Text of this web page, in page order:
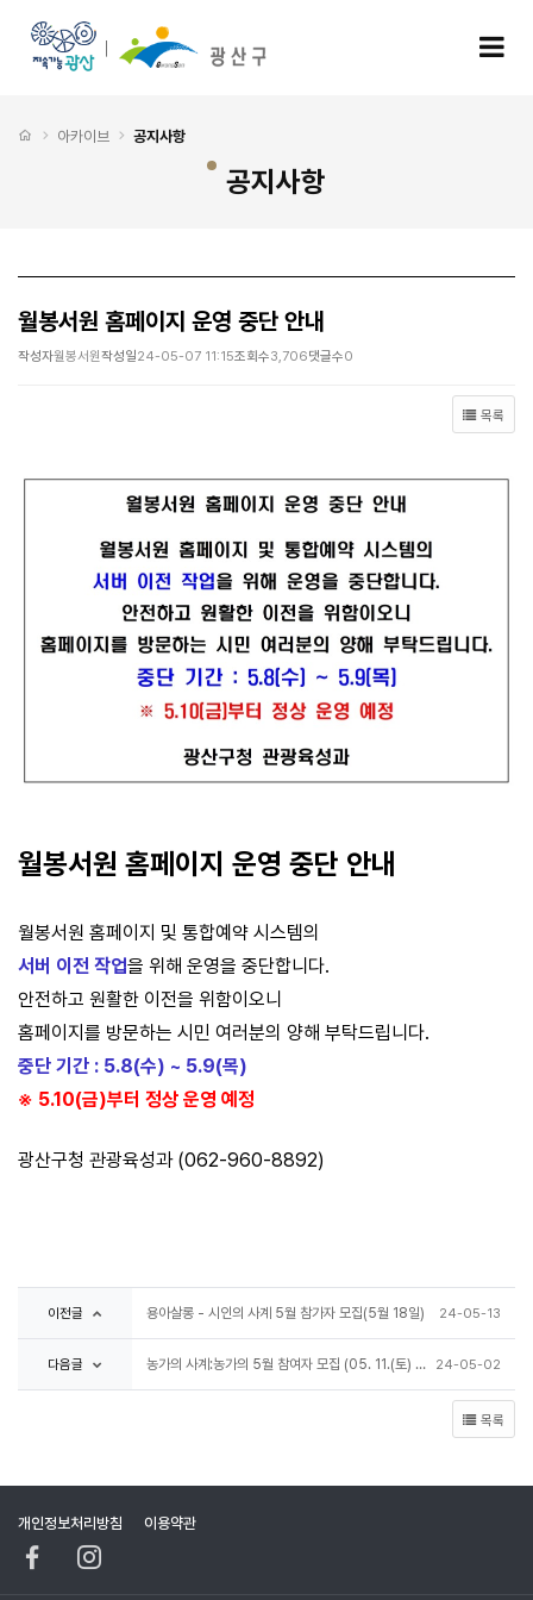
처음으로
아카이브 공지사항
공지사항
월봉서원 홈페이지 운영 중단 안내
작성자월봉서원작성일24-05-07 11:15조회수3,706댓글수0
목록
월봉서원 홈페이지 운영 중단 안내
월봉서원 홈페이지 및 통합예약 시스템의
서버 이전 작업을 위해 운영을 중단합니다.
안전하고 원활한 이전을 위함이오니
홈페이지를 방문하는 시민 여러분의 양해 부탁드립니다.
중단 기간 : 5.8(수) ~ 5.9(목)
※ 5.10(금)부터 정상 운영 예정
광산구청 관광육성과 (062-960-8892)
이전글 용아살롱 - 시인의 사계 5월 참가자 모집(5월 18일) 24-05-13
다음글 농가의 사계:농가의 5월 참여자 모집 (05. 11.(토) 14:00~) 24-05-02
목록
개인정보처리방침 이용약관